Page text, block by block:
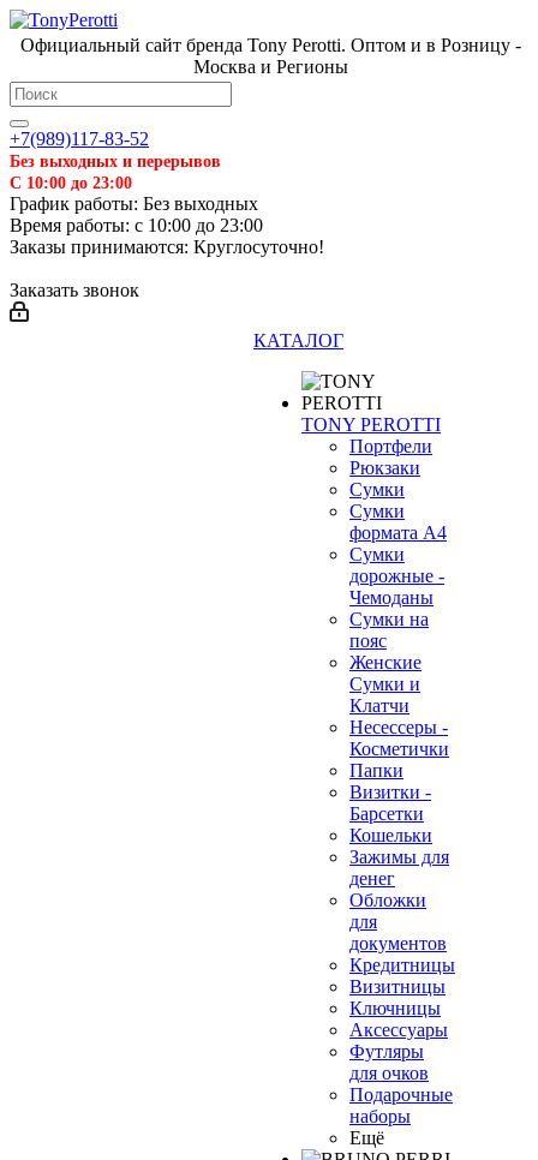
Официальный сайт бренда Tony Perotti. Оптом и в Розницу -
Москва и Регионы
+7(989)117-83-52
Без выходных и перерывов
С 10:00 до 23:00
График работы: Без выходных
Время работы: с 10:00 до 23:00
Заказы принимаются: Круглосуточно!
Заказать звонок
КАТАЛОГ
TONY PEROTTI
Портфели
Рюкзаки
Сумки
Сумки
формата А4
Сумки
дорожные -
Чемоданы
Сумки на
пояс
Женские
Сумки и
Клатчи
Несессеры -
Косметички
Папки
Визитки -
Барсетки
Кошельки
Зажимы для
денег
Обложки
для
документов
Кредитницы
Визитницы
Ключницы
Аксессуары
Футляры
для очков
Подарочные
наборы
Ещё